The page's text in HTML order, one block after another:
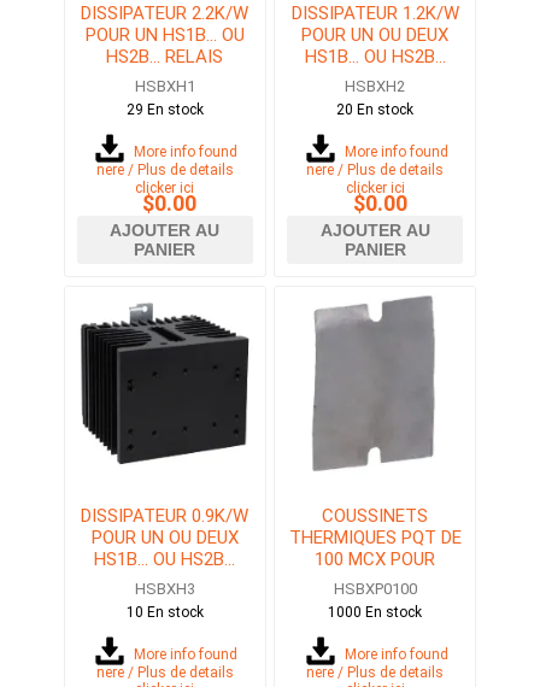
DISSIPATEUR 2.2K/W
POUR UN HS1B... OU
HS2B... RELAIS
STATIQUE (SSR)
HSBXH1
29 En stock
More info found
here / Plus de details
clicker ici
$0.00
AJOUTER AU
PANIER
DISSIPATEUR 1.2K/W
POUR UN OU DEUX
HS1B... OU HS2B...
RELAIS STATIQUE
(SSR)
HSBXH2
20 En stock
More info found
here / Plus de details
clicker ici
$0.00
AJOUTER AU
PANIER
DISSIPATEUR 0.9K/W
POUR UN OU DEUX
HS1B... OU HS2B...
RELAIS STATIQUE
(SSR)
HSBXH3
10 En stock
More info found
here / Plus de details
COUSSINETS
THERMIQUES PQT DE
100 MCX POUR
HS1B... OU HS2B...
HSBXP0100
1000 En stock
More info found
here / Plus de details